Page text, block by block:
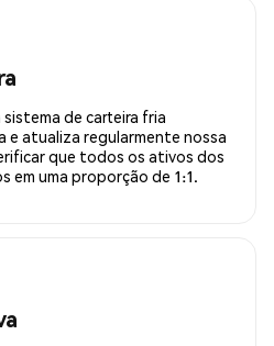
sistema de carteira fria
e atualiza regularmente nossa
que todos os ativos dos
em uma proporção de 1:1.